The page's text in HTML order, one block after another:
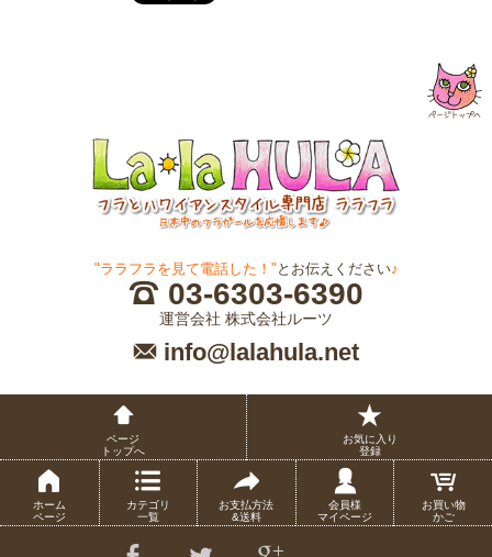
"ララフラを見て電話した！" とお伝えください♪
03-6303-6390
運営会社 株式会社ルーツ
info@lalahula.net
ページ
トップへ
お気に入り
登録
ホーム
ページ
カテゴリ
一覧
お支払方法
&送料
会員様
マイページ
お買い物
かご